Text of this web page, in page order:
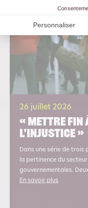
26 juillet 2026
« Mettre fin
l’injustice »
Dans une série de
la pertinence du
gouvernementales.
En savoir plus